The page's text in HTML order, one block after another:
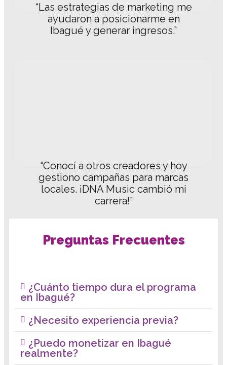
“Las estrategias de marketing me
ayudaron a posicionarme en
Ibagué y generar ingresos.”
“Conocí a otros creadores y hoy
gestiono campañas para marcas
locales. ¡DNA Music cambió mi
carrera!”
Preguntas Frecuentes
¿Cuánto tiempo dura el programa
en Ibagué?
¿Necesito experiencia previa?
¿Puedo monetizar en Ibagué
realmente?